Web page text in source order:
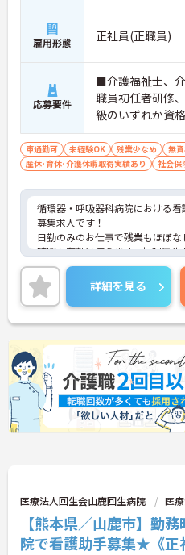
雇用形態 正社員(正職員)
応募要件
■介護福祉士、
職員初任者研修
級のいずれか資
能
車通勤可 未経験OK 残業少なめ 無
産休･育休･介護休暇取得実績あり
社会保
循環器・呼吸器科病院における
募集求人です！
日勤のみのお仕事で残業もほぼな
時間も有効に使えます。福利厚
長期就業が可能な環境です。
ご興味ある方には、面接のポイン
細をお話致しますのでお気軽にご
詳細を見る
医療法人回生会山鹿回生病院 医
【熊本県／山鹿市】勤
院で看護助手募集★《正